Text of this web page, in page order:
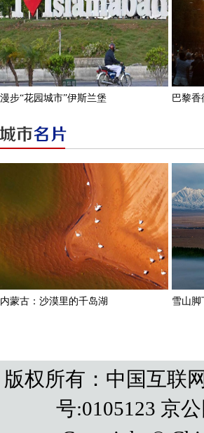
版权所有：中国互联
号:0105123 京